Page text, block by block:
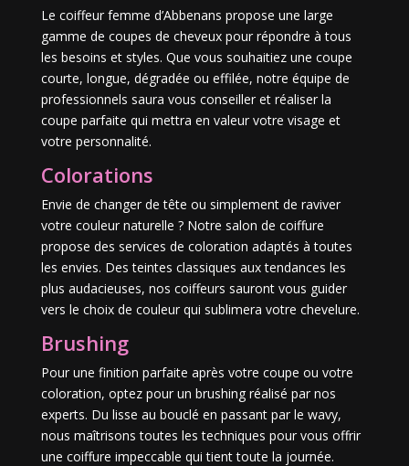
Le coiffeur femme d’Abbenans propose une large
gamme de coupes de cheveux pour répondre à tous
les besoins et styles. Que vous souhaitiez une coupe
courte, longue, dégradée ou effilée, notre équipe de
professionnels saura vous conseiller et réaliser la
coupe parfaite qui mettra en valeur votre visage et
votre personnalité.
Colorations
Envie de changer de tête ou simplement de raviver
votre couleur naturelle ? Notre salon de coiffure
propose des services de coloration adaptés à toutes
les envies. Des teintes classiques aux tendances les
plus audacieuses, nos coiffeurs sauront vous guider
vers le choix de couleur qui sublimera votre chevelure.
Brushing
Pour une finition parfaite après votre coupe ou votre
coloration, optez pour un brushing réalisé par nos
experts. Du lisse au bouclé en passant par le wavy,
nous maîtrisons toutes les techniques pour vous offrir
une coiffure impeccable qui tient toute la journée.